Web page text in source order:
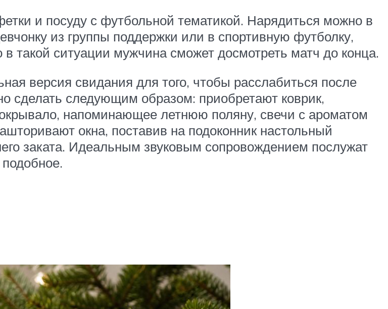
и посуду с футбольной тематикой. Нарядиться можно в
из группы поддержки или в спортивную футболку,
такой ситуации мужчина сможет досмотреть матч до конца.
версия свидания для того, чтобы расслабиться после
сделать следующим образом: приобретают коврик,
напоминающее летнюю поляну, свечи с ароматом
окна, поставив на подоконник настольный
заката. Идеальным звуковым сопровождением послужат